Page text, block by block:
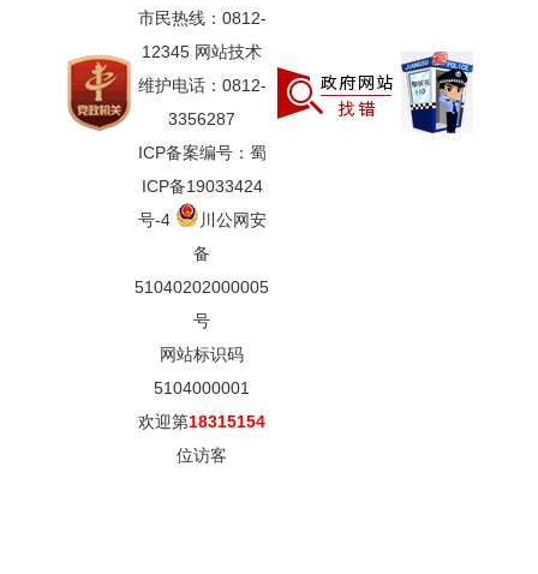
市民热线：0812-
12345 网站技术
维护电话：0812-
3356287
ICP备案编号：蜀
ICP备19033424
号-4
川公网安
备
51040202000005
号
网站标识码
5104000001
欢迎第18315154
位访客